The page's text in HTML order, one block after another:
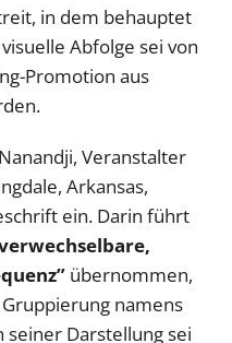
in dem behauptet
Abfolge sei von
Promotion aus
Veranstalter
Arkansas,
ein. Darin führt
übernommen,
namens
seiner Darstellung sei